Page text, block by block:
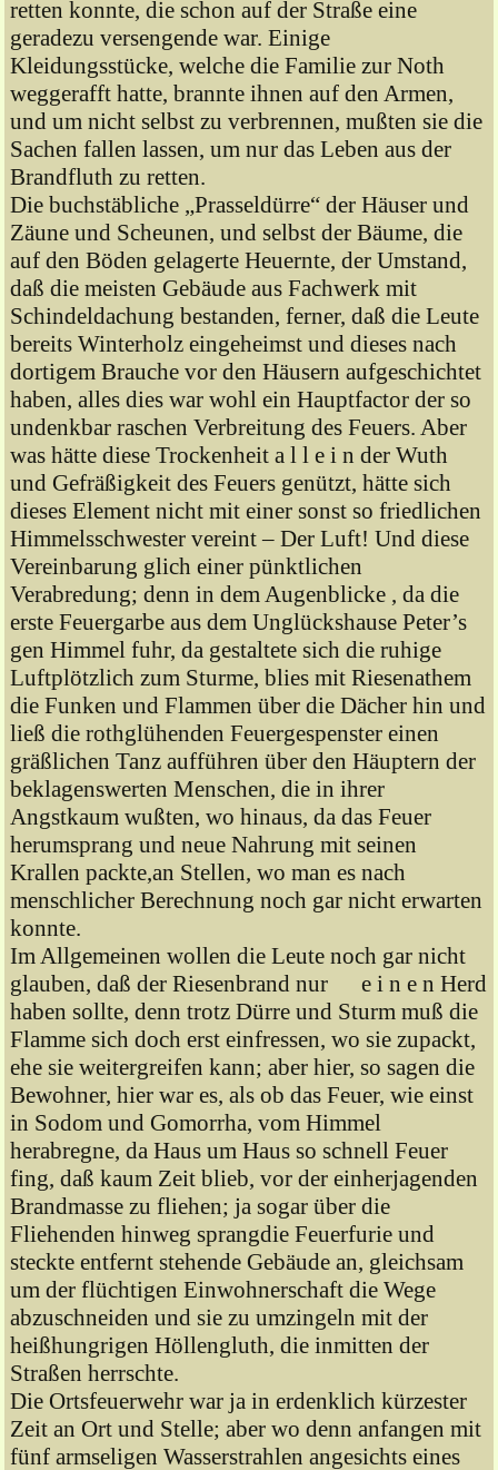
retten konnte, die schon auf der Straße eine
geradezu versengende war. Einige
Kleidungsstücke, welche die Familie zur Noth
weggerafft hatte, brannte ihnen auf den Armen,
und um nicht selbst zu verbrennen, mußten sie die
Sachen fallen lassen, um nur das Leben aus der
Brandfluth zu retten.
Die buchstäbliche „Prasseldürre“ der Häuser und
Zäune und Scheunen, und selbst der Bäume, die
auf den Böden gelagerte Heuernte, der Umstand,
daß die meisten Gebäude aus Fachwerk mit
Schindeldachung bestanden, ferner, daß die Leute
bereits Winterholz eingeheimst und dieses nach
dortigem Brauche vor den Häusern aufgeschichtet
haben, alles dies war wohl ein Hauptfactor der so
undenkbar raschen Verbreitung des Feuers. Aber
was hätte diese Trockenheit a l l e i n der Wuth
und Gefräßigkeit des Feuers genützt, hätte sich
dieses Element nicht mit einer sonst so friedlichen
Himmelsschwester vereint – Der Luft! Und diese
Vereinbarung glich einer pünktlichen
Verabredung; denn in dem Augenblicke , da die
erste Feuergarbe aus dem Unglückshause Peter’s
gen Himmel fuhr, da gestaltete sich die ruhige
Luftplötzlich zum Sturme, blies mit Riesenathem
die Funken und Flammen über die Dächer hin und
ließ die rothglühenden Feuergespenster einen
gräßlichen Tanz aufführen über den Häuptern der
beklagenswerten Menschen, die in ihrer
Angstkaum wußten, wo hinaus, da das Feuer
herumsprang und neue Nahrung mit seinen
Krallen packte,an Stellen, wo man es nach
menschlicher Berechnung noch gar nicht erwarten
konnte.
Im Allgemeinen wollen die Leute noch gar nicht
glauben, daß der Riesenbrand nur e i n e n Herd
haben sollte, denn trotz Dürre und Sturm muß die
Flamme sich doch erst einfressen, wo sie zupackt,
ehe sie weitergreifen kann; aber hier, so sagen die
Bewohner, hier war es, als ob das Feuer, wie einst
in Sodom und Gomorrha, vom Himmel
herabregne, da Haus um Haus so schnell Feuer
fing, daß kaum Zeit blieb, vor der einherjagenden
Brandmasse zu fliehen; ja sogar über die
Fliehenden hinweg sprangdie Feuerfurie und
steckte entfernt stehende Gebäude an, gleichsam
um der flüchtigen Einwohnerschaft die Wege
abzuschneiden und sie zu umzingeln mit der
heißhungrigen Höllengluth, die inmitten der
Straßen herrschte.
Die Ortsfeuerwehr war ja in erdenklich kürzester
Zeit an Ort und Stelle; aber wo denn anfangen mit
fünf armseligen Wasserstrahlen angesichts eines